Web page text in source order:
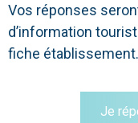
Vos réponses
d’information
fiche établissement.
Je